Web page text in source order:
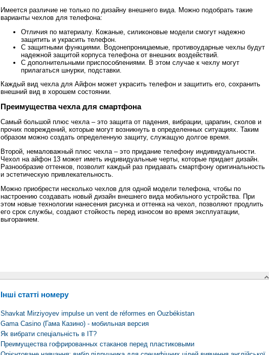
Имеется различие не только по дизайну внешнего вида. Можно подобрать такие
варианты чехлов для телефона:
Отличия по материалу. Кожаные, силиконовые модели смогут надежно
защитить и украсить телефон.
С защитными функциями. Водонепроницаемые, противоударные чехлы будут
надежной защитой корпуса телефона от внешних воздействий.
С дополнительными приспособлениями. В этом случае к чехлу могут
прилагаться шнурки, подставки.
Каждый вид чехла для Айфон может украсить телефон и защитить его, сохранить
внешний вид в хорошем состоянии.
Преимущества чехла для смартфона
Самый большой плюс чехла – это защита от падения, вибрации, царапин, сколов и
прочих повреждений, которые могут возникнуть в определенных ситуациях. Таким
образом можно создать определенную защиту, служащую долгое время.
Второй, немаловажный плюс чехла – это придание телефону индивидуальности.
Чехол на айфон 13 может иметь индивидуальные черты, которые придает дизайн.
Разнообразие оттенков, позволит каждый раз придавать смартфону оригинальность
и эстетическую привлекательность.
Можно приобрести несколько чехлов для одной модели телефона, чтобы по
настроению создавать новый дизайн внешнего вида мобильного устройства. При
этом новые технологии нанесения рисунка и оттенка на чехол, позволяют продлить
его срок службы, создают стойкость перед износом во время эксплуатации,
выгоранием.
Інші статті номеру
Shavkat Mirziyoyev impulse un vent de réformes en Ouzbékistan
Gama Casino (Гама Казино) - мобильная версия
Як вибрати спеціальність в IT?
Преимущества гофрированных стаканов перед пластиковыми